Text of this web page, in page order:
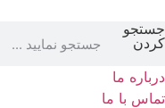
به
محتوا
جستجو
کردن
درباره ما
تماس با ما